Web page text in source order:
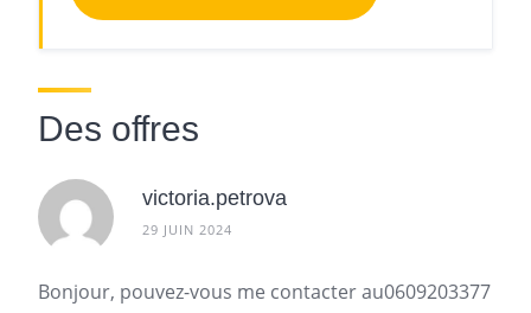
Des offres
victoria.petrova
29 JUIN 2024
Bonjour, pouvez-vous me contacter au0609203377